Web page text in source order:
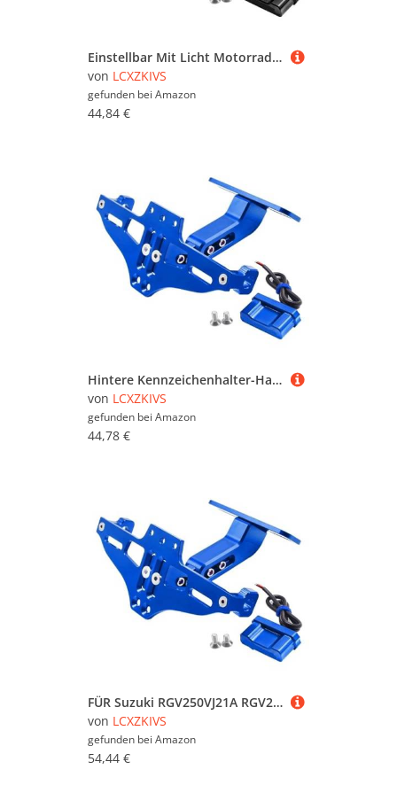
Einstellbar Mit Licht Motorrad Lizenz Nummer Platte Halter Halterung FÜR RC 8 RC8 RC 8 R 2009 2010-2023 2022 2021 2020 2009(Schwarz)
von LCXZKIVS
gefunden bei Amazon
44,84 €
Hintere Kennzeichenhalter-Halterung Mit Leichtem, Ordentlich Montiertem Eliminator Für FZ15 FZ 15 FZ-15 2021 2022 2023 Alle Jahre(Blau)
von LCXZKIVS
gefunden bei Amazon
44,78 €
FÜR Suzuki RGV250VJ21A RGV250 VJ21A 1988 RGV 250 Einstellbar Mit Licht Motorrad Lizenz Nummer Platte Halter Halterung(Blau)
von LCXZKIVS
gefunden bei Amazon
54,44 €